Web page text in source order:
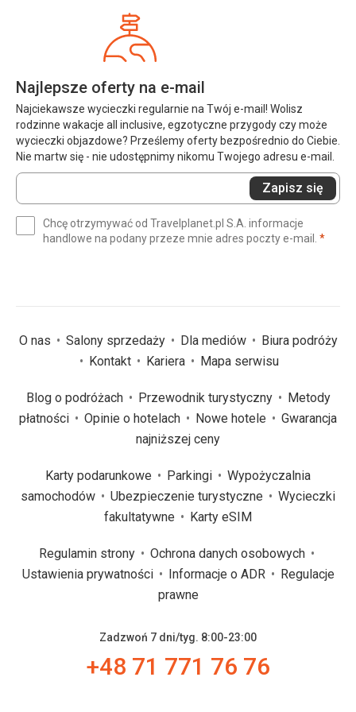
Najlepsze oferty na e-mail
Najciekawsze wycieczki regularnie na Twój e-mail! Wolisz
rodzinne wakacje all inclusive, egzotyczne przygody czy może
wycieczki objazdowe? Prześlemy oferty bezpośrednio do Ciebie.
Nie martw się - nie udostępnimy nikomu Twojego adresu e-mail.
Wprowadź
swój
(wymagane)
Zapisz się
Chcę otrzymywać od Travelplanet.pl S.A. informacje
handlowe na podany przeze mnie adres poczty e-mail. *
O nas Salony sprzedaży Dla mediów
Biura podróży
Kontakt
Kariera Mapa serwisu
Blog o podróżach Przewodnik turystyczny
Metody
płatności
Opinie o hotelach Nowe hotele
Gwarancja
najniższej ceny
Karty podarunkowe Parkingi
Wypożyczalnia
samochodów
Ubezpieczenie turystyczne
Wycieczki
fakultatywne
Karty eSIM
Regulamin strony
Ochrona danych osobowych
Ustawienia prywatności
Informacje o ADR
Regulacje
prawne
Zadzwoń 7 dni/tyg. 8:00-23:00
+48 71 771 76 76